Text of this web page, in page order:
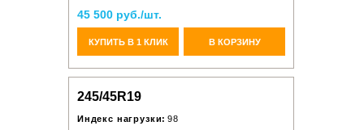
45 500 руб./шт.
КУПИТЬ В 1 КЛИК В КОРЗИНУ
245/45R19
Индекс нагрузки: 98